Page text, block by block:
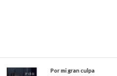
Por mi gran culpa